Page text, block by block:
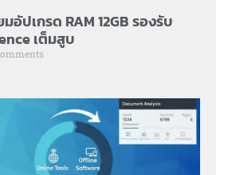
อัปเกรด RAM 12GB รองรับ
เต็มสูบ